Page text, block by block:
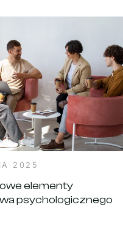
2025
elementy
psychologicznego